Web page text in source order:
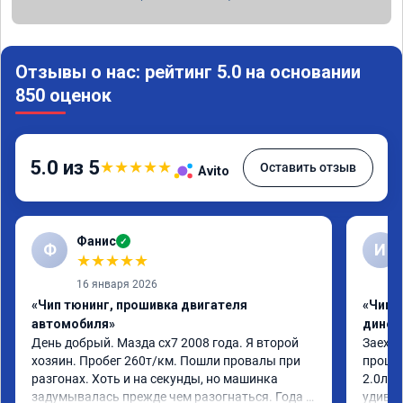
Отзывы о нас: рейтинг 5.0 на основании
850 оценок
5.0 из 5★★★★★ Avito Оставить отзыв
Ф Фанис ✓
★★★★★
16 января 2026
«Чип тюнинг, прошивка двигателя
автомобиля»
День добрый. Мазда сх7 2008 года. Я второй
хозяин. Пробег 260т/км. Пошли провалы при
разгонах. Хоть и на секунды, но машинка
задумывалась прежде чем разогнаться. Года 4
И
«Чип
2.0л.